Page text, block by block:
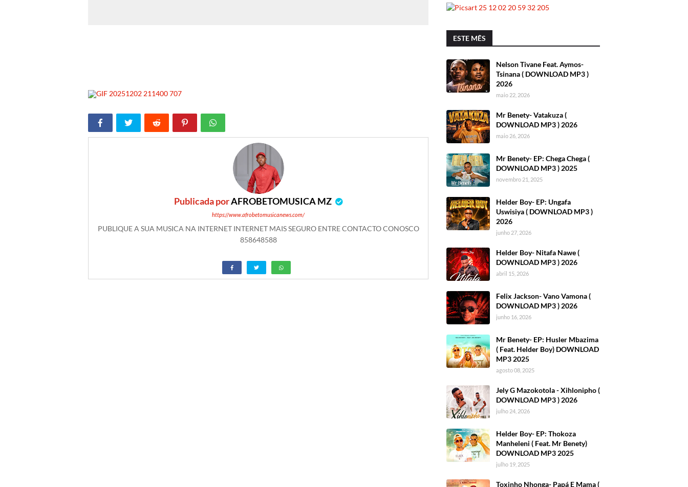
Publicada porAFROBETOMUSICA MZ
https://www.afrobetomusicanews.com/
PUBLIQUE A SUA MUSICA NA INTERNET INTERNET MAIS SEGURO ENTRE CONTACTO CONOSCO
858648588
ESTE MÊS
Nelson Tivane Feat. Aymos-
Tsinana ( DOWNLOAD MP3 )
2026
maio 22, 2026
Mr Benety- Vatakuza (
DOWNLOAD MP3 ) 2026
maio 26, 2026
Mr Benety- EP: Chega Chega (
DOWNLOAD MP3 ) 2025
novembro 21, 2025
Helder Boy- EP: Ungafa
Uswisiya ( DOWNLOAD MP3 )
2026
junho 27, 2026
Helder Boy- Nitafa Nawe (
DOWNLOAD MP3 ) 2026
abril 15, 2026
Felix Jackson- Vano Vamona (
DOWNLOAD MP3 ) 2026
junho 16, 2026
Mr Benety- EP: Husler Mbazima
( Feat. Helder Boy) DOWNLOAD
MP3 2025
agosto 08, 2025
Jely G Mazokotola - Xihlonipho (
DOWNLOAD MP3 ) 2026
julho 24, 2026
Helder Boy- EP: Thokoza
Manheleni ( Feat. Mr Benety)
DOWNLOAD MP3 2025
julho 19, 2025
Toxinho Nhonga- Papá E Mama (